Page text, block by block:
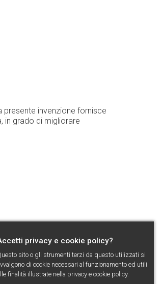
invenzione fornisce
in grado di migliorare
privacy e cookie policy?
sito o gli strumenti terzi da questo utilizzati si
di cookie necessari al funzionamento ed utili
finalità illustrate nella privacy e cookie policy.